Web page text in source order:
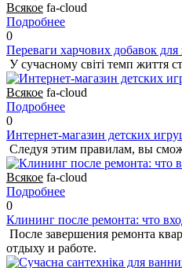
Всякое fa-cloud
Подробнее
0
Переваги харчових добавок для
У сучасному світі темп життя
Всякое fa-cloud
Подробнее
0
Интернет-магазин детских
Следуя этим правилам, вы
Всякое fa-cloud
Подробнее
0
Клининг после ремонта: что
После завершения ремонта
отдыху и работе.